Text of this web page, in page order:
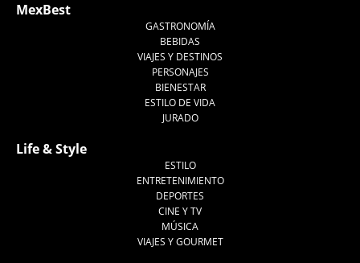
MexBest
GASTRONOMÍA
BEBIDAS
VIAJES Y DESTINOS
PERSONAJES
BIENESTAR
ESTILO DE VIDA
JURADO
Life & Style
ESTILO
ENTRETENIMIENTO
DEPORTES
CINE Y TV
MÚSICA
VIAJES Y GOURMET